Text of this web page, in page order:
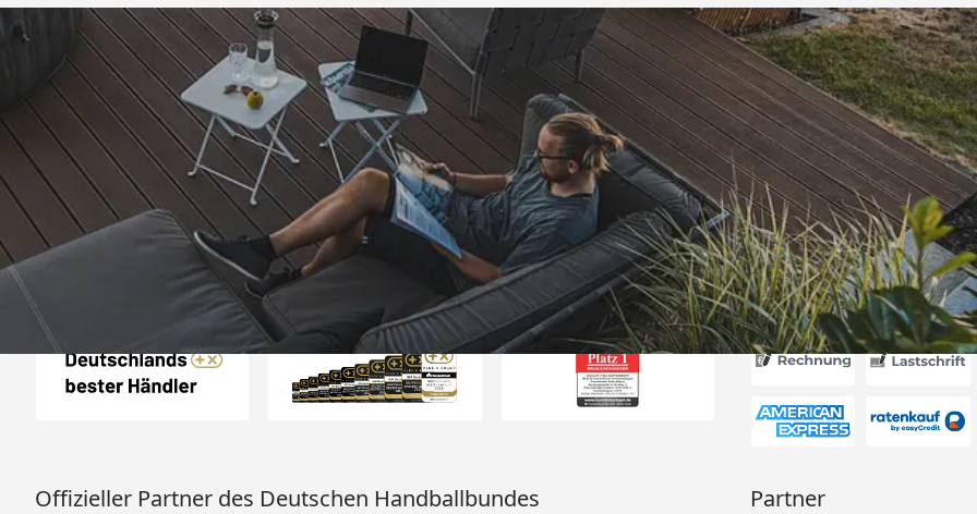
Trusted Shops
4,81/ 5
25.957 Bewertungen
„- Retouren Bearbeitung wurde
umgehend erledigt“
04.08.2026
Versand
Auszeichnungen Akzeptierte
Offizieller Partner des Deutschen Handballbundes Partner